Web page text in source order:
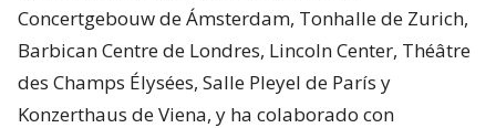
Concertgebouw de Ámsterdam, Tonhalle de Zurich,
Barbican Centre de Londres, Lincoln Center, Théâtre
des Champs Élysées, Salle Pleyel de París y
Konzerthaus de Viena, y ha colaborado con